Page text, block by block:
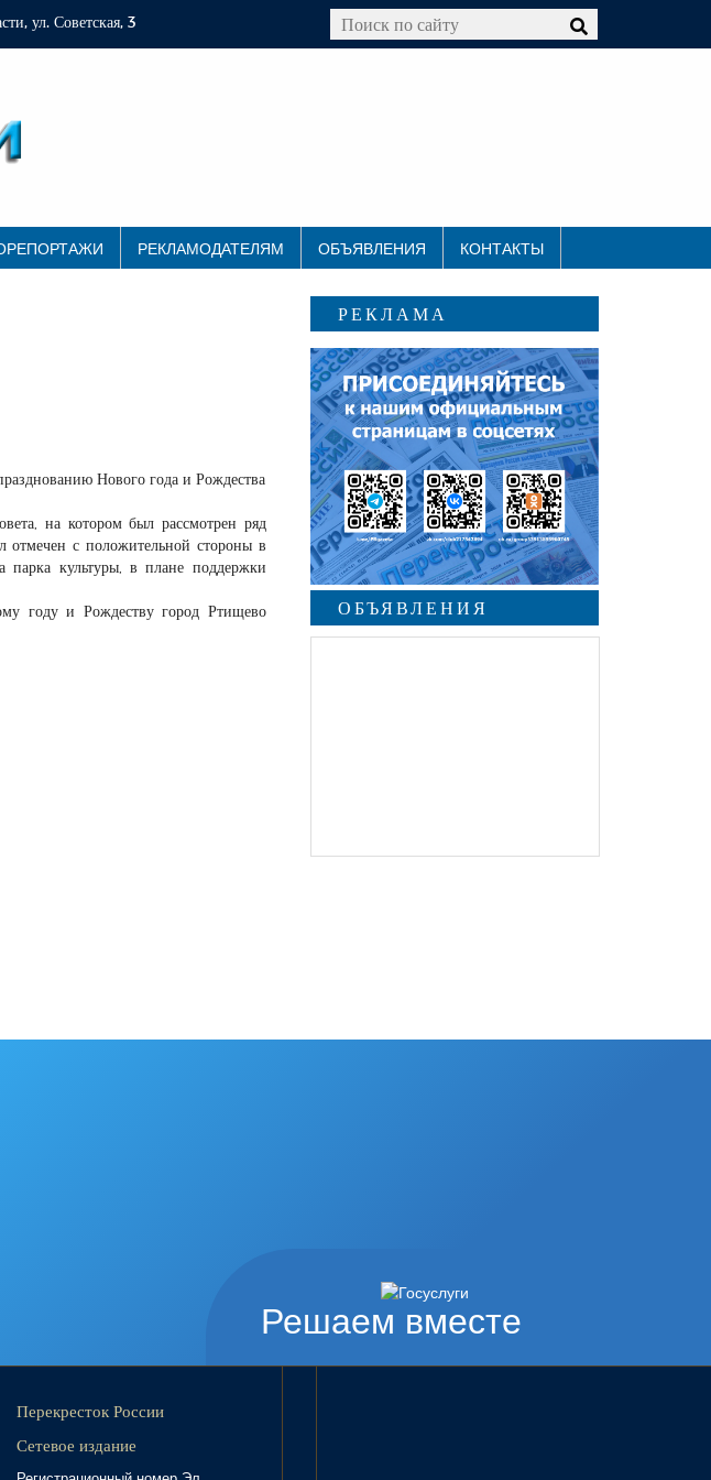
ул. Советская, 3
РЕКЛАМОДАТЕЛЯМ ОБЪЯВЛЕНИЯ КОНТАКТЫ
Нового года и Рождества
на котором был рассмотрен ряд
отмечен с положительной стороны в
парка культуры, в плане поддержки
году и Рождеству город Ртищево
РЕКЛАМА
ОБЪЯВЛЕНИЯ
Решаем вместе
Перекресток России
Сетевое издание